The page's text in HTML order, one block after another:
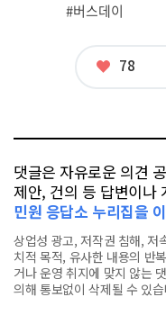
#버스데이
좋
78
댓글은 자유로운 의견
제안, 건의 등 답변이나
민원 응답소 누리집을
상업성 광고, 저작권 침해, 저
치적 목적, 유사한 내용의 반
거나 운영 취지에 맞지 않는
의해 통보없이 삭제될 수 있